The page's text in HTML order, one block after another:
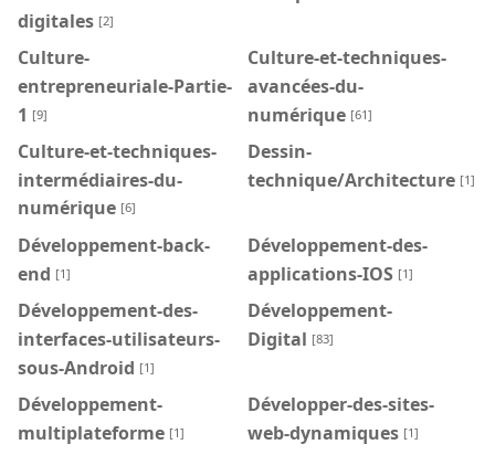
digitales [2]
Culture-
entrepreneuriale-Partie-
1 [9]
Culture-et-techniques-
avancées-du-
numérique [61]
Culture-et-techniques-
intermédiaires-du-
numérique [6]
Dessin-
technique/Architecture [1]
Développement-back-
end [1]
Développement-des-
applications-IOS [1]
Développement-des-
interfaces-utilisateurs-
sous-Android [1]
Développement-
Digital [83]
Développement-
multiplateforme [1]
Développer-des-sites-
web-dynamiques [1]